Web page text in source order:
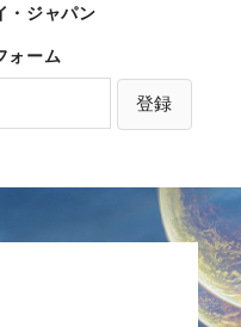
・ジャパン
ォーム